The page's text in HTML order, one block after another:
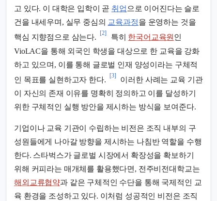
고 있다. 이 대학은 입학이 곧 취업으로 이어진다는 슬로
건을 내세우며, 실무 중심의 교육과정을 운영하는 것을
핵심 지향점으로 삼는다.
[2]
특히 한국어교육원인
VioLAC을 통해 외국인 학생을 대상으로 한 교육을 강화
하고 있으며, 이를 통해 글로벌 인재 양성이라는 구체적
인 목표를 실현하고자 한다.
[3]
이러한 사례는 교육 기관
이 자신의 존재 이유를 명확히 정의하고 이를 달성하기
위한 구체적인 실행 방안을 제시하는 방식을 보여준다.
기업이나 교육 기관이 수립하는 비전은 조직 내부의 구
성원들에게 나아갈 방향을 제시하는 나침반 역할을 수행
한다. 스타벅스가 글로벌 시장에서 확장성을 확보하기
위해 커피라는 매개체를 활용했다면, 전주비전대학교는
해외교류협약과 같은 구체적인 수단을 통해 국제적인 교
육 환경을 조성하고 있다. 이처럼 성공적인 비전은 조직